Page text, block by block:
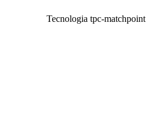
Tecnologia tpc-matchpoint